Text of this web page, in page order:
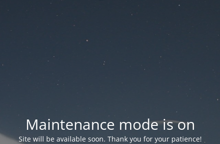
Maintenance mode is on
Site will be available soon. Thank you for your patience!